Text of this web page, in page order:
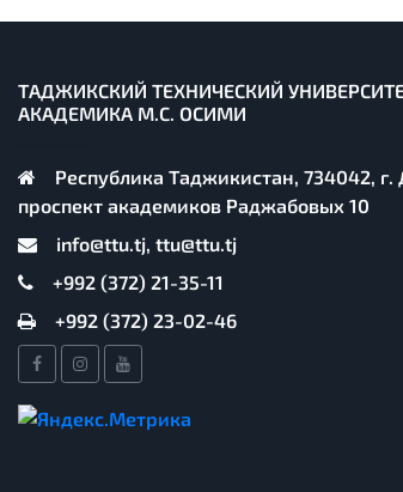
ТАДЖИКСКИЙ ТЕХНИЧЕСКИЙ
АКАДЕМИКА М.С. ОСИМИ
Республика Таджикистан, 734042,
проспект академиков Раджабовых 10
info@ttu.tj, ttu@ttu.tj
+992 (372) 21-35-11
+992 (372) 23-02-46